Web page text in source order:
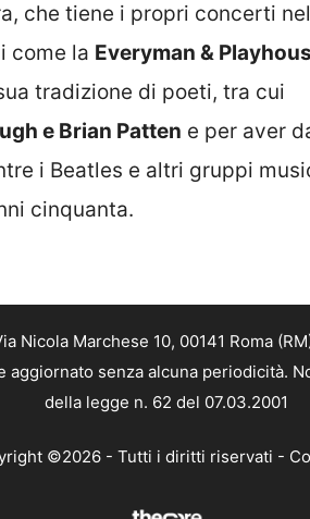
che tiene i propri concerti nel
come la Everyman &
tradizione di poeti, tra cui
e Brian Patten e per aver
i Beatles e altri gruppi
cinquanta.
Nicola Marchese 10, 00141 Roma
senza alcuna periodicità.
della legge n. 62 del 07.03.2001
©2026 - Tutti i diritti riservati -